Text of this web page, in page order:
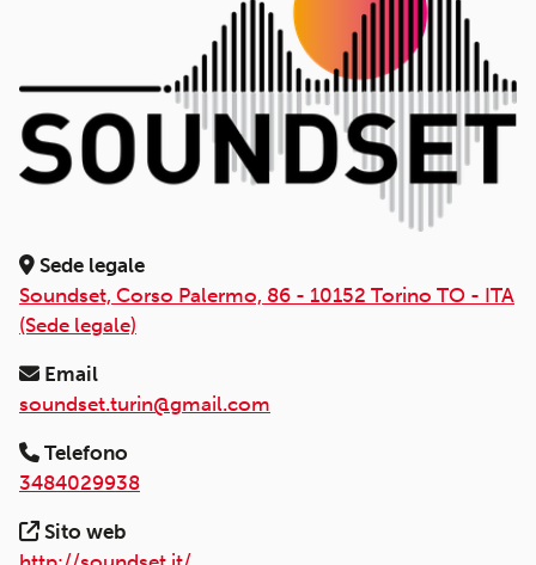
Sede legale
Soundset, Corso Palermo, 86 - 10152 Torino TO - ITA
(Sede legale)
Email
soundset.turin@gmail.com
Telefono
3484029938
Sito web